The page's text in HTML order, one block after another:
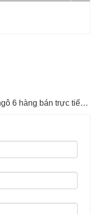
Kế tiếp : Máy thu hoạch thân cây ngô 6 hàng bán trực tiếp từ nhà máy